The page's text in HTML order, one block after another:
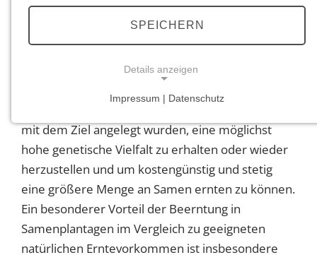
oder Strauchart von Ort (in situ) zu erhalten, bleibt
oftmals nur die Möglichkeit
Erhaltungssamenplantagen anzulegen, um das
genetische Material zu sichern. Samenplantagen
mit dem Ziel angelegt wurden, eine möglichst
hohe genetische Vielfalt zu erhalten oder wieder
herzustellen und um kostengünstig und stetig
eine größere Menge an Samen ernten zu können.
Ein besonderer Vorteil der Beerntung in
Samenplantagen im Vergleich zu geeigneten
natürlichen Erntevorkommen ist insbesondere
SPEICHERN
Details anzeigen
Notwendige Cookies ermöglichen grundlegende
Funktionen und sind für die einwandfreie Funktion
der Website erforderlich.
Einverständnis-Cookie
Name:
cookie_consent
Impressum | Datenschutz